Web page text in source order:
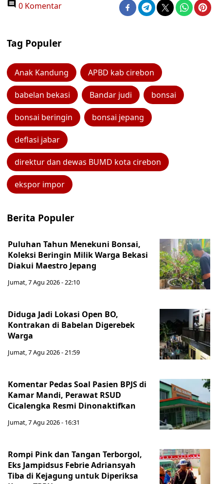
0 Komentar
Tag Populer
Anak Kandung APBD kab cirebon
babelan bekasi Bandar judi bonsai
bonsai beringin bonsai jepang
deflasi jabar
direktur dan dewas BUMD kota cirebon
ekspor impor
Berita Populer
Puluhan Tahun Menekuni Bonsai,
Koleksi Beringin Milik Warga Bekasi
Diakui Maestro Jepang
Jumat, 7 Agu 2026 - 22:10
Diduga Jadi Lokasi Open BO,
Kontrakan di Babelan Digerebek
Warga
Jumat, 7 Agu 2026 - 21:59
Komentar Pedas Soal Pasien BPJS di
Kamar Mandi, Perawat RSUD
Cicalengka Resmi Dinonaktifkan
Jumat, 7 Agu 2026 - 16:31
Rompi Pink dan Tangan Terborgol,
Eks Jampidsus Febrie Adriansyah
Tiba di Kejagung untuk Diperiksa